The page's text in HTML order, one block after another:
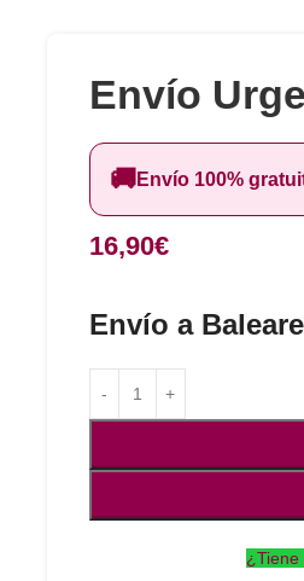
Envío
🚚Envío 100%
16,90€
Envío a